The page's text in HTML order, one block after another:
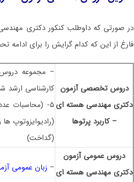
در صورتی که داوطلب کنکور دکتری
فارغ از این که کدام گرایش را برای ادامه
دروس تخصصی آزمون
دکتری مهندسی هسته ای
– کاربرد پرتوها
(گداخت)
دروس عمومی آزمون
دکتری مهندسی هسته ای – زبان عمومی